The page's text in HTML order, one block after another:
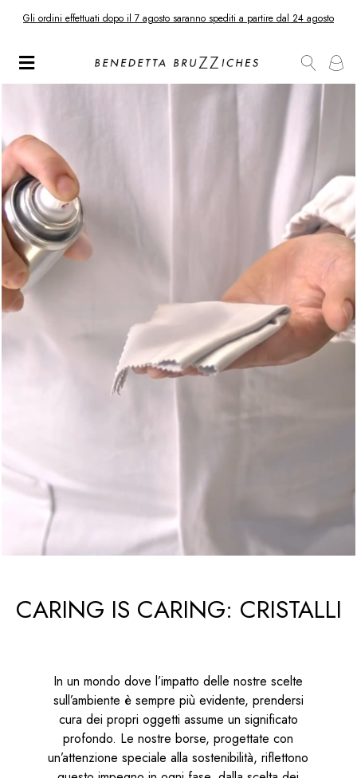
Gli ordini effettuati dopo il 7 agosto saranno spediti a partire dal 24 agosto
CARING IS CARING: CRISTALLI
In un mondo dove l’impatto delle nostre scelte
sull’ambiente è sempre più evidente, prendersi
cura dei propri oggetti assume un significato
profondo. Le nostre borse, progettate con
un’attenzione speciale alla sostenibilità, riflettono